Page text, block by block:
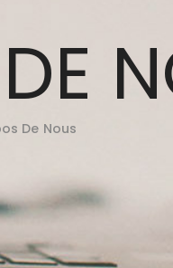
De Nous